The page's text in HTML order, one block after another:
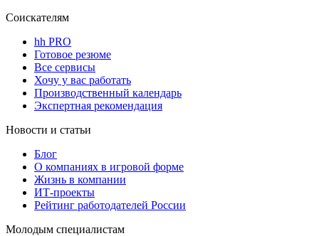
Соискателям
hh PRO
Готовое резюме
Все сервисы
Хочу у вас работать
Производственный календарь
Экспертная рекомендация
Новости и статьи
Блог
О компаниях в игровой форме
Жизнь в компании
ИТ-проекты
Рейтинг работодателей России
Молодым специалистам